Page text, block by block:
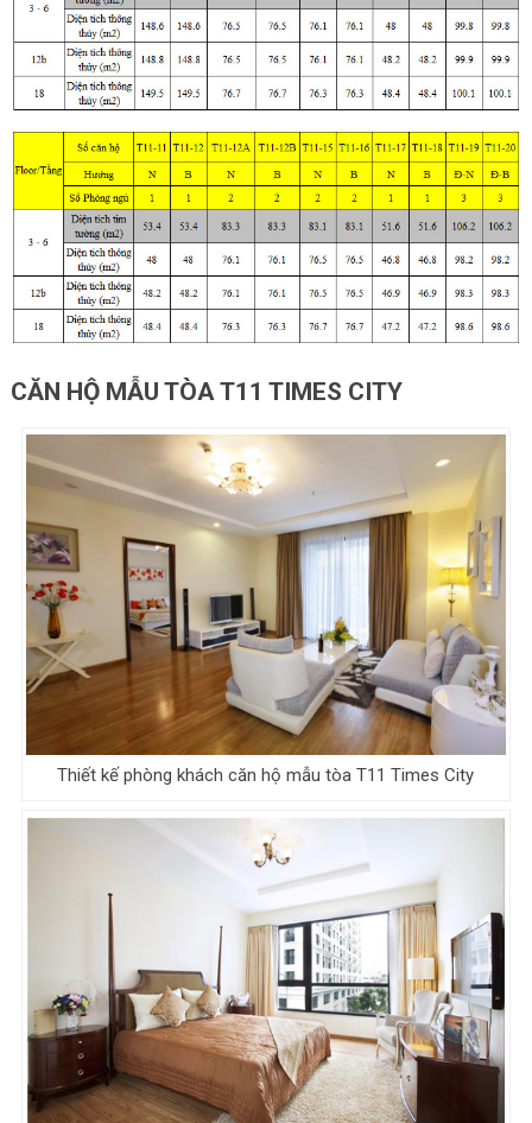
CĂN HỘ MẪU TÒA T11 TIMES CITY
Thiết kế phòng khách căn hộ mẫu tòa T11 Times City